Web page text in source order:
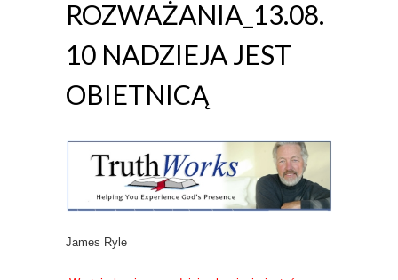
ROZWAŻANIA_13.08.
10 NADZIEJA JEST
OBIETNICĄ
James Ryle